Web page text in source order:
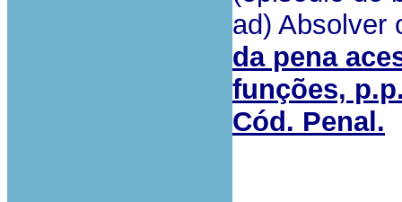
ad) Absolver
da pena
funções,
Cód. Penal.